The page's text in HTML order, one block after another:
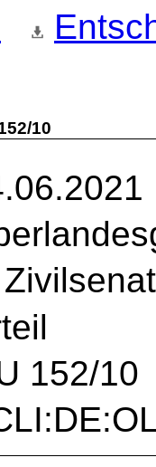
10
152/10